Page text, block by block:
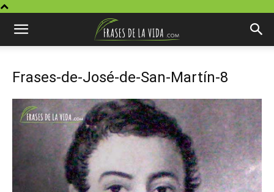
Frases-de-José-de-San-Martín-8